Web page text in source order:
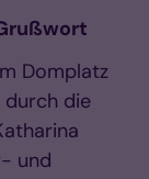
Domplatz
die
und